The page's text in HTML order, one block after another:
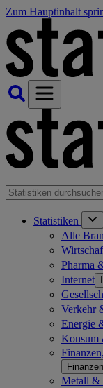
Zum Hauptinhalt
Statistiken
Alle
Pharma
Internet
Verkehr
Energie
Konsum
Metall &